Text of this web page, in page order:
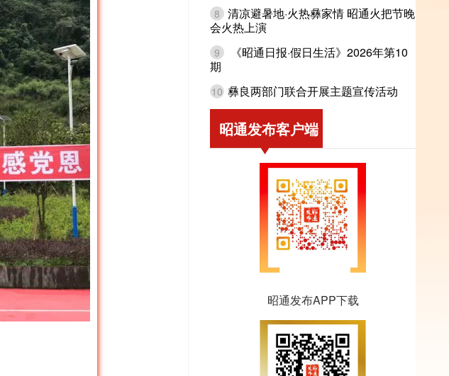
8 清凉避暑地·火热彝家情 昭通火把节晚
会火热上演
9
《昭通日报·假日生活》2026年第10
期
10 彝良两部门联合开展主题宣传活动
昭通发布客户端
昭通发布APP下载